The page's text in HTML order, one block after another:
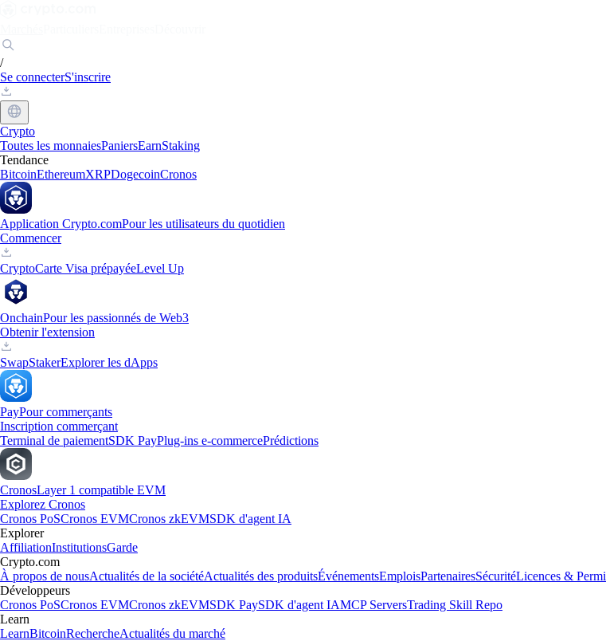
/
Se connecterS'inscrire
Crypto
Toutes les monnaiesPaniersEarnStaking
Tendance
BitcoinEthereumXRPDogecoinCronos
Application Crypto.comPour les utilisateurs du quotidien
Commencer
CryptoCarte Visa prépayéeLevel Up
OnchainPour les passionnés de Web3
Obtenir l'extension
SwapStakerExplorer les dApps
PayPour commerçants
Inscription commerçant
Terminal de paiementSDK PayPlug-ins e-commercePrédictions
CronosLayer 1 compatible EVM
Explorez Cronos
Cronos PoSCronos EVMCronos zkEVMSDK d'agent IA
Explorer
AffiliationInstitutionsGarde
Crypto.com
À propos de nousActualités de la sociétéActualités des produitsÉvénementsEmploisPartenairesSécuritéLicences &
Développeurs
Cronos PoSCronos EVMCronos zkEVMSDK PaySDK d'agent IAMCP ServersTrading Skill Repo
Learn
LearnBitcoinRechercheActualités du marché